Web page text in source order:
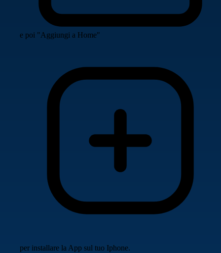
e poi "Aggiungi a Home"
per installare la App sul tuo Iphone.